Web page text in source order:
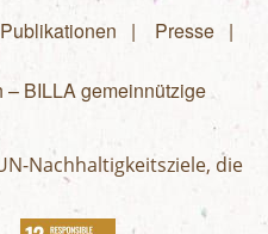
Publikationen
Presse
BILLA gemeinnützige
Nachhaltigkeitsziele, die